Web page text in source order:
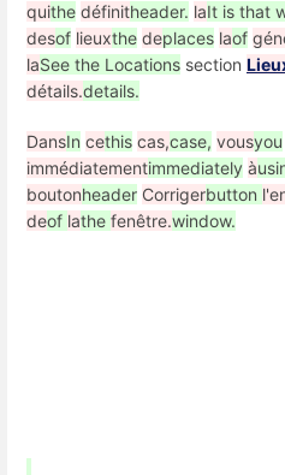
quithe définitheader. laIt is that
desof lieuxthe deplaces laof
laSee the Locations section
détails.details.
DansIn cethis cas,case, vousyou
immédiatementimmediately à
boutonheader Corrigerbutton
deof lathe fenêtre.window.